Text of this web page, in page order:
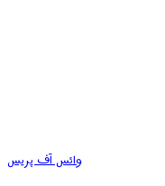
وائس آف پریس